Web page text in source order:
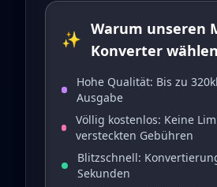
✨ Warum unseren
Konverter
Hohe Qualität: Bis zu
Ausgabe
Völlig kostenlos: Keine
versteckten Gebühren
Blitzschnell:
Sekunden